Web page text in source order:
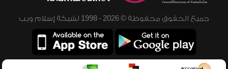
جميع الحقوق محفوظة © 2026 - 1998 لشبكة إسلام ويب